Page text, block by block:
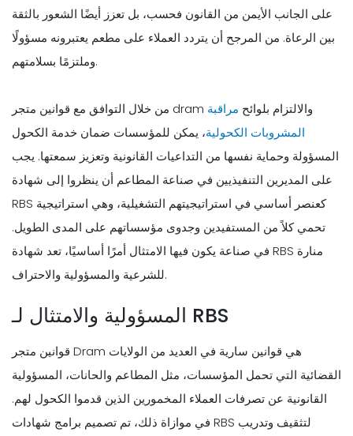
على الجانب الأيمن من القانون فحسب، بل تعزز أيضًا الشعور بالثقة
بين الرعاة. من المرجح أن يتردد العملاء على مطعم يعتبرونه مسؤولًا
وملتزمًا بسلامتهم.
من خلال التوافق مع قوانين متجر dram والالتزام بلوائح مراقبة
المشروبات الكحولية، يمكن للمؤسسات ضمان خدمة الكحول
المسؤولة وحماية نفسها من التداعيات القانونية وتعزيز سمعتها. يجب
على المديرين التنفيذيين في صناعة المطاعم أن ينظروا إلى شهادة
RBS كعنصر أساسي في استراتيجيتهم التشغيلية، وهي استراتيجية
تحمي كلاً من المستفيدين وجدوى مؤسساتهم على المدى الطويل.
في صناعة يكون فيها الامتثال أمرًا أساسيًا، تعد شهادة RBS منارة
للشرعية والمسؤولية والاحتراف.
المسؤولية والامتثال لـ RBS
قوانين متجر Dram هي قوانين سارية في العديد من الولايات
القضائية التي تحمل المؤسسات، مثل المطاعم والحانات، المسؤولية
القانونية عن تصرفات العملاء المخمورين الذين قدموا الكحول لهم.
في موازاة ذلك، تم تصميم برامج شهادات RBS لتثقيف وتدريب